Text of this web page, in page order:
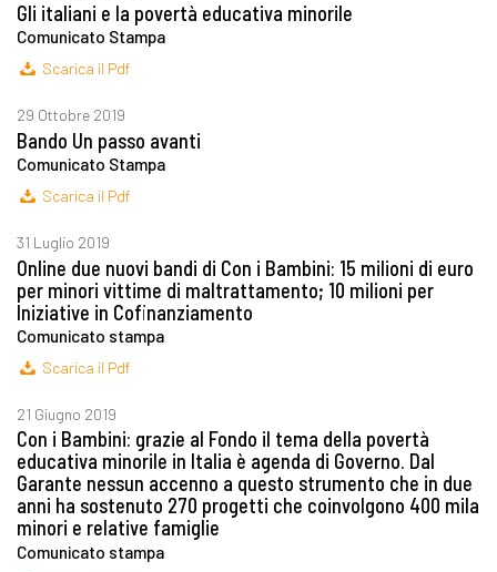
Gli italiani e la povertà educativa minorile
Comunicato Stampa
Scarica il Pdf
29 Ottobre 2019
Bando Un passo avanti
Comunicato Stampa
Scarica il Pdf
31 Luglio 2019
Online due nuovi bandi di Con i Bambini: 15 milioni di euro
per minori vittime di maltrattamento; 10 milioni per
Iniziative in Cofinanziamento
Comunicato stampa
Scarica il Pdf
21 Giugno 2019
Con i Bambini: grazie al Fondo il tema della povertà
educativa minorile in Italia è agenda di Governo. Dal
Garante nessun accenno a questo strumento che in due
anni ha sostenuto 270 progetti che coinvolgono 400 mila
minori e relative famiglie
Comunicato stampa